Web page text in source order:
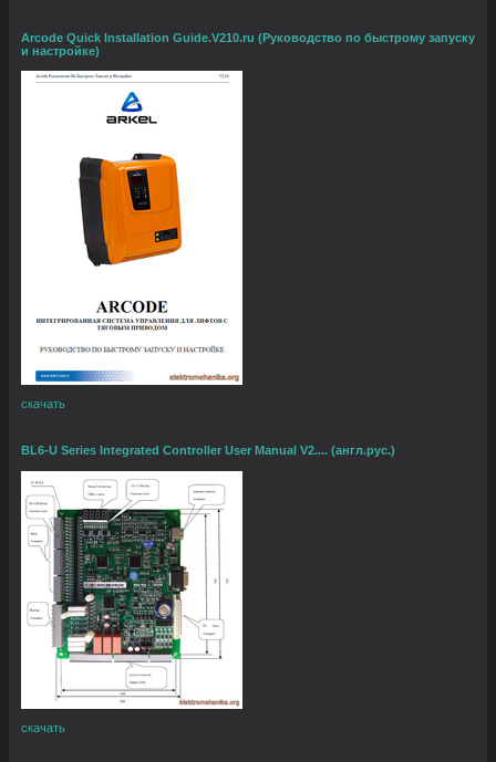
Arcode Quick Installation Guide.V210.ru (Руководство по быстрому запуску
и настройке)
скачать
BL6-U Series Integrated Controller User Manual V2.... (англ.рус.)
скачать